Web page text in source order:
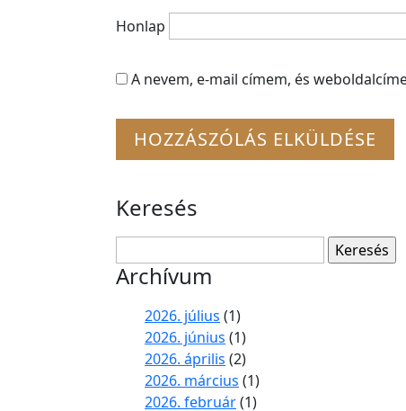
Honlap
A nevem, e-mail címem, és
Keresés
Archívum
2026. július (1)
2026. június (1)
2026. április (2)
2026. március (1)
2026. február(1)